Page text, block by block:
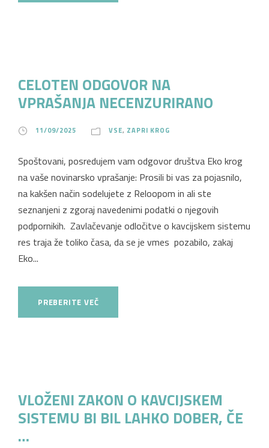
CELOTEN ODGOVOR NA
VPRAŠANJA NECENZURIRANO
11/09/2025 VSE, ZAPRI KROG
Spoštovani, posredujem vam odgovor društva Eko krog
na vaše novinarsko vprašanje: Prosili bi vas za pojasnilo,
na kakšen način sodelujete z Reloopom in ali ste
seznanjeni z zgoraj navedenimi podatki o njegovih
podpornikih. Zavlačevanje odločitve o kavcijskem sistemu
res traja že toliko časa, da se je vmes pozabilo, zakaj
Eko...
PREBERITE VEČ
VLOŽENI ZAKON O KAVCIJSKEM
SISTEMU BI BIL LAHKO DOBER, ČE
…